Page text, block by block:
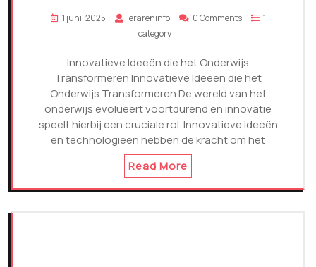
1 juni, 2025 lerareninfo 0 Comments
1
category
Innovatieve Ideeën die het Onderwijs
Transformeren Innovatieve Ideeën die het
Onderwijs Transformeren De wereld van het
onderwijs evolueert voortdurend en innovatie
speelt hierbij een cruciale rol. Innovatieve ideeën
en technologieën hebben de kracht om het
Read More